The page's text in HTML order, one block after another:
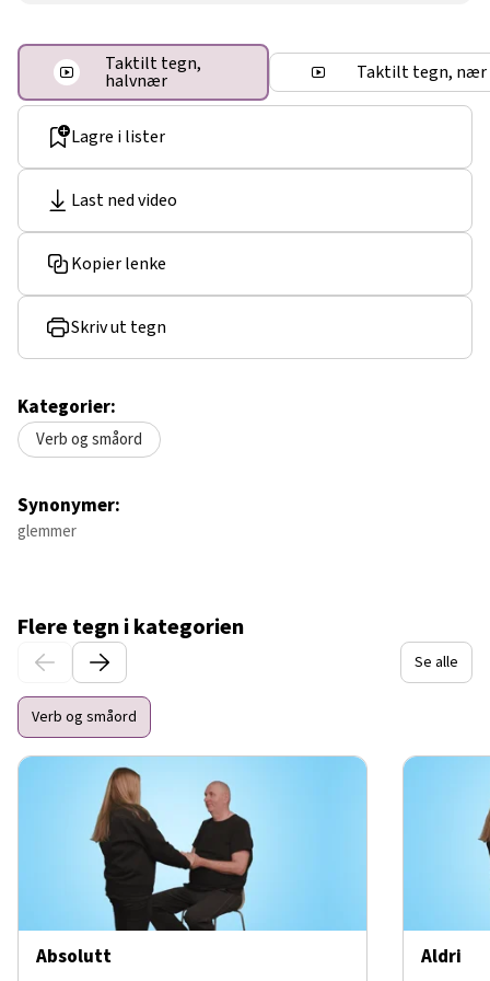
Lagre i lister
Last ned video
Kopier lenke
Skriv ut tegn
Kategorier:
Verb og småord
Synonymer:
glemmer
Taktilt tegn,
halvnær Taktilt tegn, nær
Flere tegn i kategorien
Se alle
Verb og småord
Absolutt Aldri